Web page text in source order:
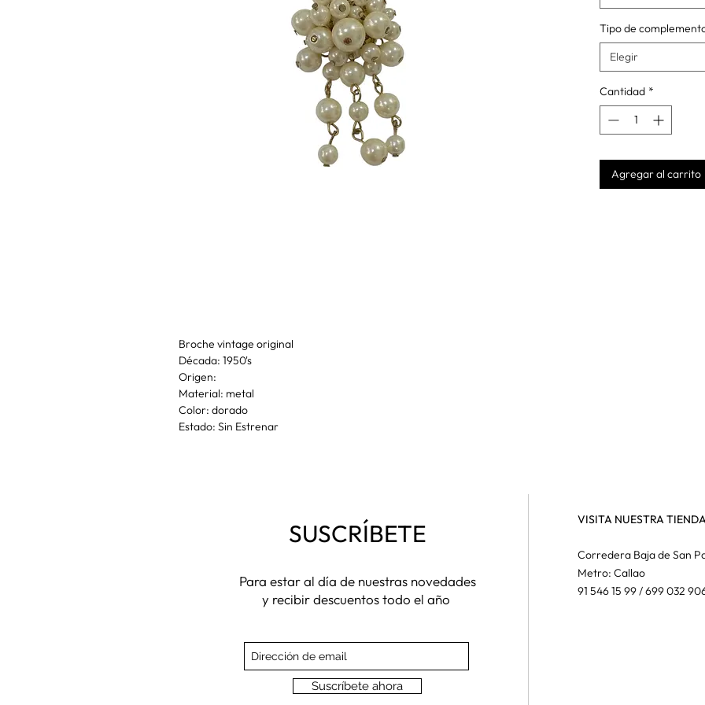
Broche vintage original
Década: 1950's
Origen:
Material: metal
Color: dorado
Estado: Sin Estrenar
Tipo de
Elegir
Cantidad *
Agregar al carrito
SUSCRÍBETE
Para estar al día de nuestras novedades
y recibir descuentos todo el año
Suscríbete ahora
VISITA NUESTRA
Corredera Baja de San
Metro: Callao
91 546 15 99 / 699 032